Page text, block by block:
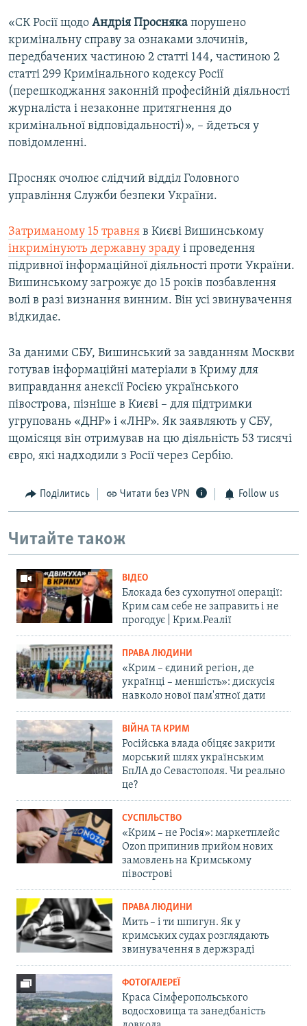
«СК Росії щодо Андрія Просняка порушено
кримінальну справу за ознаками злочинів,
передбачених частиною 2 статті 144, частиною 2
статті 299 Кримінального кодексу Росії
(перешкоджання законній професійній діяльності
журналіста і незаконне притягнення до
кримінальної відповідальності)», – йдеться у
повідомленні.
Просняк очолює слідчий відділ Головного
управління Служби безпеки України.
Затриманому 15 травня в Києві Вишинському
інкримінують державну зраду і проведення
підривної інформаційної діяльності проти України.
Вишинському загрожує до 15 років позбавлення
волі в разі визнання винним. Він усі звинувачення
відкидає.
За даними СБУ, Вишинський за завданням Москви
готував інформаційні матеріали в Криму для
виправдання анексії Росією українського
півострова, пізніше в Києві – для підтримки
угруповань «ДНР» і «ЛНР». Як заявляють у СБУ,
щомісяця він отримував на цю діяльність 53 тисячі
євро, які надходили з Росії через Сербію.
Поділитись Читати без VPN Follow us
Читайте також
ВІДЕО
Блокада без сухопутної операції:
Крим сам себе не заправить і не
прогодує | Крим.Реалії
ПРАВА ЛЮДИНИ
«Крим – єдиний регіон, де
українці – меншість»: дискусія
навколо нової пам'ятної дати
ВІЙНА ТА КРИМ
Російська влада обіцяє закрити
морський шлях українським
БпЛА до Севастополя. Чи реально
це?
СУСПІЛЬСТВО
«Крим – не Росія»: маркетплейс
Ozon припинив прийом нових
замовлень на Кримському
півострові
ПРАВА ЛЮДИНИ
Мить – і ти шпигун. Як у
кримських судах розглядають
звинувачення в держзраді
ФОТОГАЛЕРЕЇ
Краса Сімферопольського
водосховища та занедбаність